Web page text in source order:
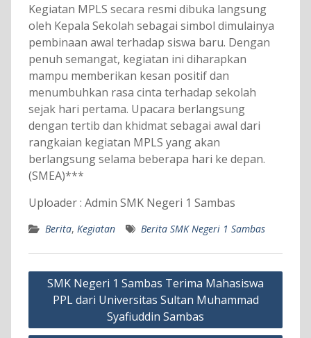
Kegiatan MPLS secara resmi dibuka langsung
oleh Kepala Sekolah sebagai simbol dimulainya
pembinaan awal terhadap siswa baru. Dengan
penuh semangat, kegiatan ini diharapkan
mampu memberikan kesan positif dan
menumbuhkan rasa cinta terhadap sekolah
sejak hari pertama. Upacara berlangsung
dengan tertib dan khidmat sebagai awal dari
rangkaian kegiatan MPLS yang akan
berlangsung selama beberapa hari ke depan.
(SMEA)***
Uploader : Admin SMK Negeri 1 Sambas
Berita, Kegiatan Berita SMK Negeri 1 Sambas
Navigasi
SMK Negeri 1 Sambas Terima Mahasiswa
PPL dari Universitas Sultan Muhammad
Syafiuddin Sambas